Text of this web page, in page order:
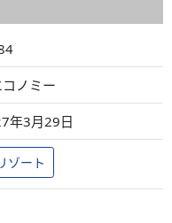
コノミー
年3月29日
ゾート